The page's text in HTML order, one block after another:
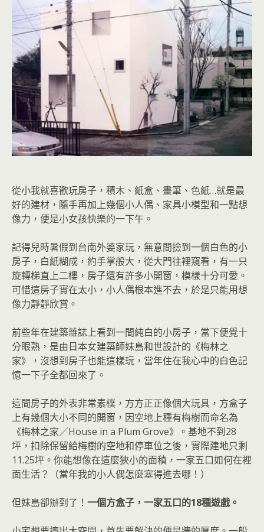
從小我就喜歡玩房子，積木、紙盒、畫筆、色紙…就是最
好的建材，隨手再加上幾個小人偶、家具小模型和一點想
像力，便是小女孩快樂的一下午。
記得兒時暑假到台南外婆家玩，無意間撿到一個白色的小
房子，白紙糊成，約手掌般大，從大門往裡窺看，有一只
旋轉梯直上二樓，房子還有許多小開窗，模樣十分可愛。
可惜這房子實在太小，小人偶根本進不去，於是只能用想
像力靜靜欣賞。
前些年在建築雜誌上看到一間純白的小房子，當下便覺十
分眼熟，是由日本女建築師妹島和世設計的《梅林之
家》，沒想到房子也能這樣玩，當年住在我心中的白色記
憶一下子全都回來了。
這間房子的外表非常素樸，方方正正像個大玩具，方盒子
上有幾個大小不同的開窗，因空地上種有梅樹而命名為
《梅林之家／House in a Plum Grove》。基地不到28
坪，扣除保留給梅樹的空地和停車位之後，實際建地只剩
11.25坪。你能想像在這麼狹小的面積，一家五口如何在裡
面生活？（當年我的小人偶怎麼塞得進去哪！）
但妹島卻辦到了！ 一個方盒子，一家五口的18種遊戲。